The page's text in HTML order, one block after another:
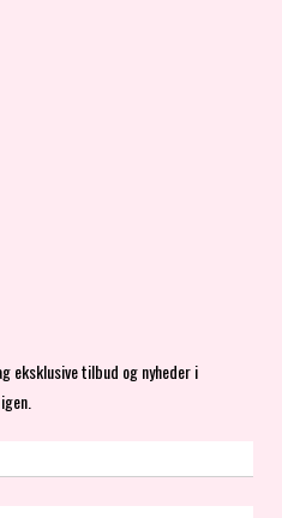
eksklusive tilbud og nyheder i